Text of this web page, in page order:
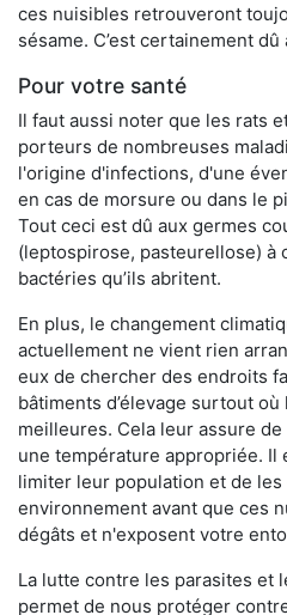
ces nuisibles retrouveront
sésame. C’est certainement dû
Pour votre santé
Il faut aussi noter que les rats
porteurs de nombreuses
l'origine d'infections, d'une
en cas de morsure ou dans le
Tout ceci est dû aux germes
(leptospirose, pasteurellose) à
bactéries qu’ils abritent.
En plus, le changement
actuellement ne vient rien
eux de chercher des endroits
bâtiments d’élevage surtout
meilleures. Cela leur assure
une température appropriée. Il
limiter leur population et de
environnement avant que ces
dégâts et n'exposent votre
La lutte contre les parasites et
permet de nous protéger